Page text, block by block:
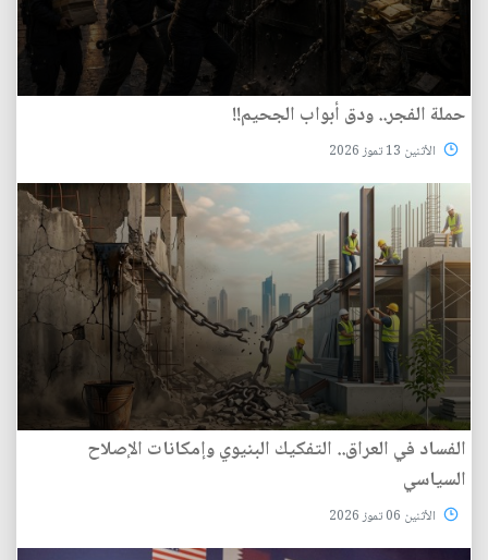
حملة الفجر.. ودق أبواب الجحيم!!
الأثنين 13 تموز 2026
الفساد في العراق.. التفكيك البنيوي وإمكانات الإصلاح
السياسي
الأثنين 06 تموز 2026